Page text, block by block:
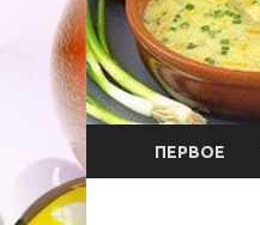
ПЕРВОЕ